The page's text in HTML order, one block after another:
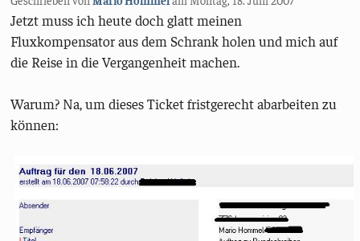
Jetzt muss ich heute doch glatt meinen
Fluxkompensator aus dem Schrank holen und mich auf
die Reise in die Vergangenheit machen.
Warum? Na, um dieses Ticket fristgerecht abarbeiten zu
können: